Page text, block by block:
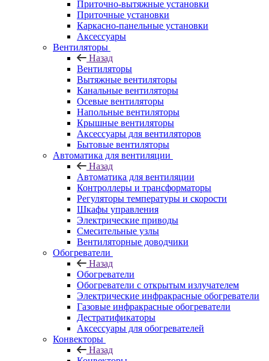
Приточно-вытяжные установки
Приточные установки
Каркасно-панельные установки
Аксессуары
Вентиляторы
Назад
Вентиляторы
Вытяжные вентиляторы
Канальные вентиляторы
Осевые вентиляторы
Напольные вентиляторы
Крышные вентиляторы
Аксессуары для вентиляторов
Бытовые вентиляторы
Автоматика для вентиляции
Назад
Автоматика для вентиляции
Контроллеры и трансформаторы
Регуляторы температуры и скорости
Шкафы управления
Электрические приводы
Смесительные узлы
Вентиляторные доводчики
Обогреватели
Назад
Обогреватели
Обогреватели с открытым излучателем
Электрические инфракрасные обогреватели
Газовые инфракрасные обогреватели
Дестратификаторы
Аксессуары для обогревателей
Конвекторы
Назад